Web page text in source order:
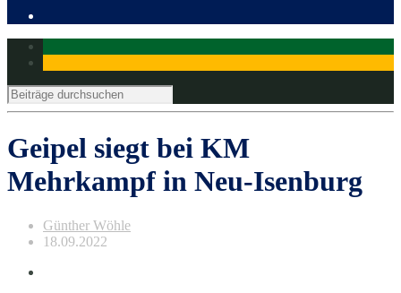
Geipel siegt bei KM
Mehrkampf in Neu-Isenburg
Günther Wöhle
18.09.2022